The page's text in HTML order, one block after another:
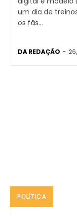
um dia de
os fãs...
DA REDAÇÃO -
POLÍTICA